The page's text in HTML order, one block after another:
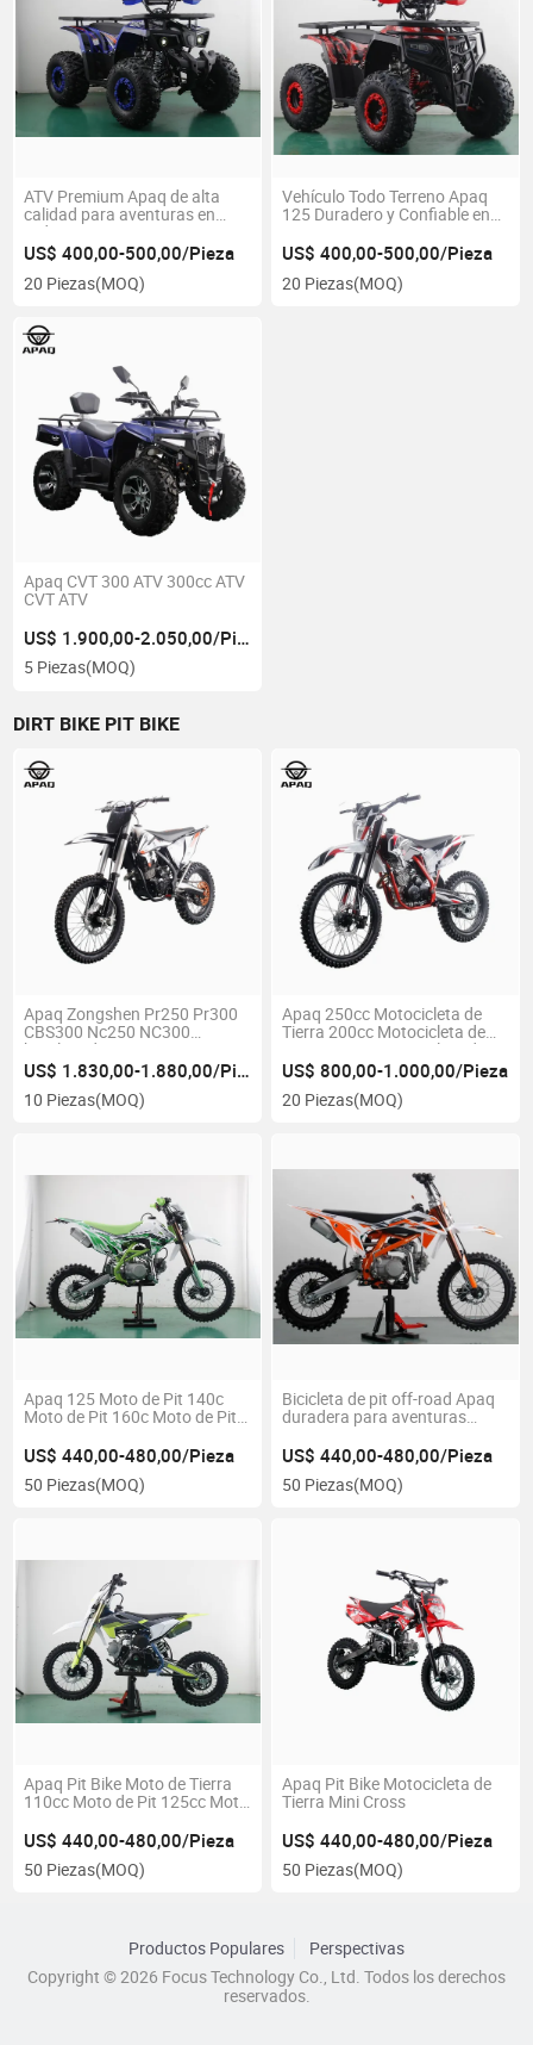
ATV Premium Apaq de alta
calidad para aventuras en
todo terreno
US$ 400,00-500,00/Pieza
20 Piezas(MOQ)
Vehículo Todo Terreno Apaq
125 Duradero y Confiable en
US$ 400,00-500,00/Pieza
20 Piezas(MOQ)
Apaq CVT 300 ATV 300cc ATV
CVT ATV
US$ 1.900,00-2.050,00/Pieza
5 Piezas(MOQ)
DIRT BIKE PIT BIKE
Apaq Zongshen Pr250 Pr300
CBS300 Nc250 NC300
bicicleta de tierra
US$ 1.830,00-1.880,00/Pieza
10 Piezas(MOQ)
Apaq 250cc Motocicleta de
Tierra 200cc Motocicleta de
Tierra 300cc Motocicleta de
Tierra 300cc Enduro
US$ 800,00-1.000,00/Pieza
20 Piezas(MOQ)
Apaq 125 Moto de Pit 140c
Moto de Pit 160c Moto de Pit
US$ 440,00-480,00/Pieza
50 Piezas(MOQ)
Bicicleta de pit off-road Apaq
duradera para aventuras
US$ 440,00-480,00/Pieza
50 Piezas(MOQ)
Apaq Pit Bike Moto de Tierra
110cc Moto de Pit 125cc Moto
US$ 440,00-480,00/Pieza
50 Piezas(MOQ)
Apaq Pit Bike Motocicleta de
Tierra Mini Cross
US$ 440,00-480,00/Pieza
50 Piezas(MOQ)
Productos Populares
Perspectivas
Copyright © 2026 Focus Technology Co., Ltd. Todos los derechos
reservados.